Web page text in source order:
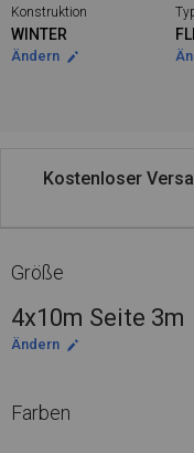
Konstruktion
WINTER
Ändern
Kostenloser
Größe
4x10m Seite 3m
Ändern
Farben